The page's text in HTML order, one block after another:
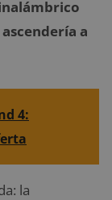
a
4:
la